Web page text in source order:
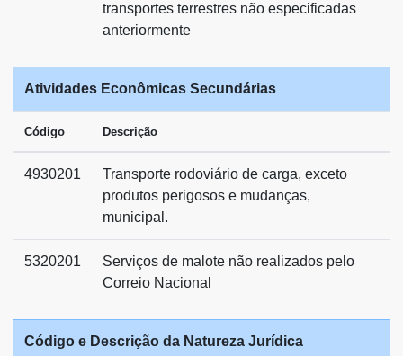
transportes terrestres não especificadas
anteriormente
Atividades Econômicas Secundárias
Código Descrição
4930201
Transporte rodoviário de carga, exceto
produtos perigosos e mudanças,
municipal.
5320201
Serviços de malote não realizados pelo
Correio Nacional
Código e Descrição da Natureza Jurídica